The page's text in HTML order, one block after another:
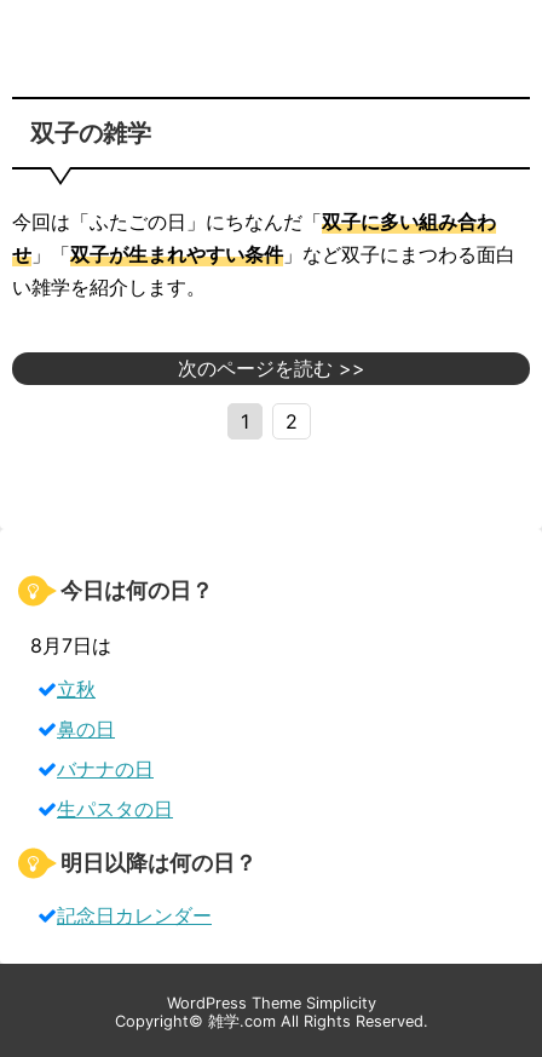
双子の雑学
今回は「ふたごの日」にちなんだ「双子に多い組み合わ
せ 」「双子が生まれやすい条件」など双子にまつわる面白
い雑学を紹介します。
次のページを読む >>
1 2
今日は何の日？
8月7日は
立秋
鼻の日
バナナの日
生パスタの日
明日以降は何の日？
記念日カレンダー
WordPress Theme Simplicity
Copyright© 雑学.comAll Rights Reserved.